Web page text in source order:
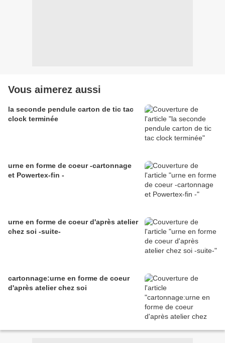
Vous aimerez aussi
la seconde pendule carton de tic tac
clock terminée
urne en forme de coeur -cartonnage
et Powertex-fin -
urne en forme de coeur d'après atelier
chez soi -suite-
cartonnage:urne en forme de coeur
d'après atelier chez soi